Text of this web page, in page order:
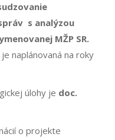
s analýzou
MŽP SR.
naplánovaná na roky
úlohy je doc.
o projekte